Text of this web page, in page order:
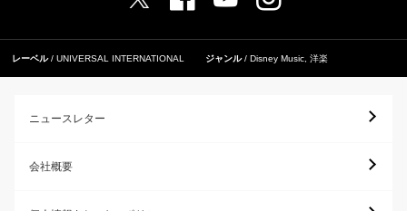
レーベル UNIVERSAL INTERNATIONAL ジャンル Disney Music 洋楽
ニュースレター
会社概要